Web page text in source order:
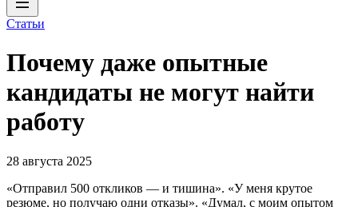
Статьи
Почему даже опытные
кандидаты не могут найти
работу
28 августа 2025
«Отправил 500 откликов ― и тишина». «У меня крутое
резюме, но получаю одни отказы». «Думал, с моим опытом